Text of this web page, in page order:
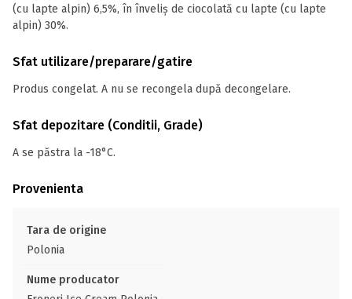
(cu lapte alpin) 6,5%, în înveliş de ciocolată cu lapte (cu lapte
alpin) 30%.
Sfat utilizare/preparare/gatire
Produs congelat. A nu se recongela după decongelare.
Sfat depozitare (Conditii, Grade)
A se păstra la -18°C.
Provenienta
Tara de origine
Polonia
Nume producator